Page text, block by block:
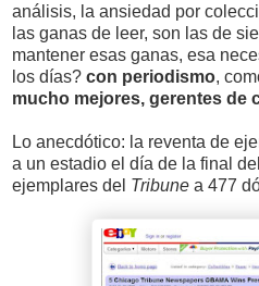
análisis, la ansiedad por
las ganas de leer, son las de
mantener esas ganas, esa
los días? con periodismo,
mucho mejores, gerentes de
Lo anecdótico: la reventa de
a un estadio el día de la final
ejemplares del Tribune a 477